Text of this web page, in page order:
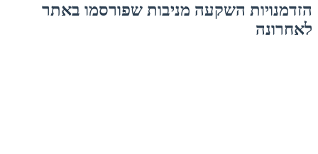
הזדמנויות השקעה מניבות שפורסמו באתר
לאחרונה